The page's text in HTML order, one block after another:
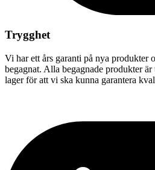
Trygghet
Vi har ett års garanti på nya produkter
begagnat. Alla begagnade produkter
lager för att vi ska kunna garantera